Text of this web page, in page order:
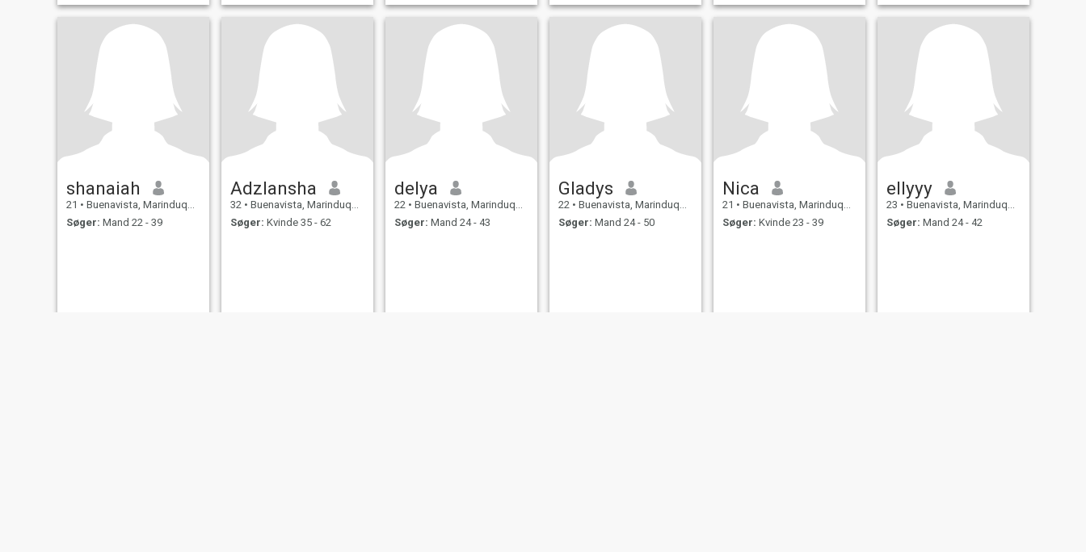
shanaiah
21 • Buenavista, Marinduque, Filippinerne
Søger: Mand 22 - 39
Adzlansha
32 • Buenavista, Marinduque, Filippinerne
Søger: Kvinde 35 - 62
delya
22 • Buenavista, Marinduque, Filippinerne
Søger: Mand 24 - 43
Gladys
22 • Buenavista, Marinduque, Filippinerne
Søger: Mand 24 - 50
Nica
21 • Buenavista, Marinduque, Filippinerne
Søger: Kvinde 23 - 39
ellyyy
23 • Buenavista, Marinduque, Filippinerne
Søger: Mand 24 - 42